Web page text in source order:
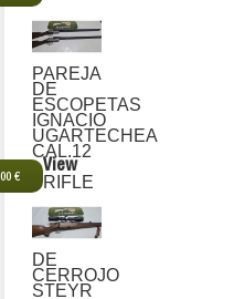
PAREJA
DE
ESCOPETAS
IGNACIO
UGARTECHEA
CAL.12
€
View
RIFLE
DE
CERROJO
STEYR